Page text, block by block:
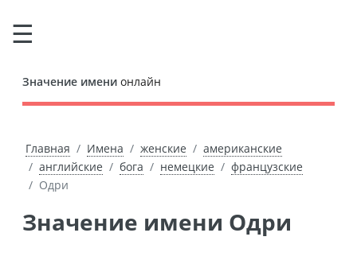
Значение имени онлайн
Главная Имена женские
американские
английские
бога немецкие
французские
Одри
Значение имени Одри